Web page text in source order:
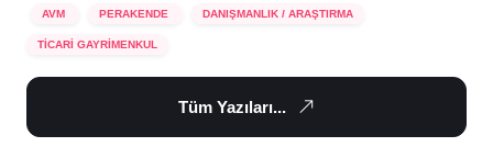
AVM PERAKENDE DANIŞMANLIK / ARAŞTIRMA
TİCARİ GAYRİMENKUL
Tüm Yazıları...